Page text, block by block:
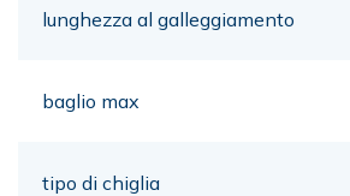
lunghezza al galleggiamento
baglio max
tipo di chiglia